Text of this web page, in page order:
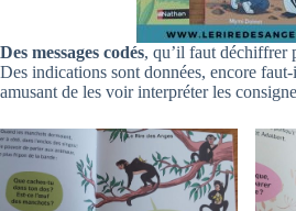
Des messages codés, qu’il faut déchiffrer
Des indications sont données, encore
amusant de les voir interpréter les